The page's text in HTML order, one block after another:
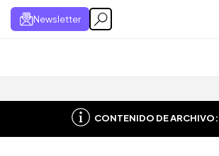
Newsletter
CONTENIDO DE ARCHIVO: